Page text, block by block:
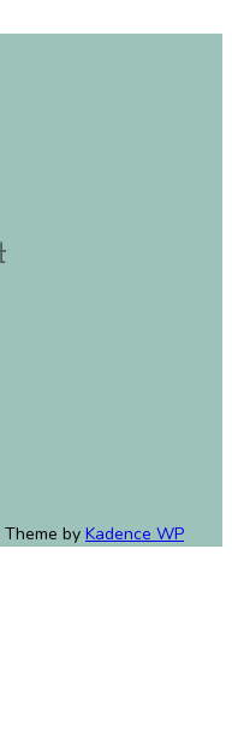
by Kadence WP